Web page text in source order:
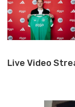
Live Video